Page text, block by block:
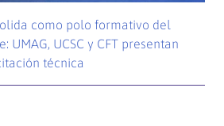
como polo formativo del
UMAG, UCSC y CFT presentan
técnica